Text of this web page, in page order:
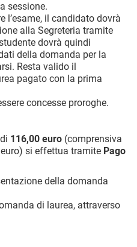
sessione.
l’esame, il candidato dovrà
alla Segreteria tramite
dovrà quindi
della domanda per la
Resta valido il
pagato con la prima
concesse proroghe.
116,00 euro (comprensiva
si effettua tramite Pago
della domanda
di laurea, attraverso